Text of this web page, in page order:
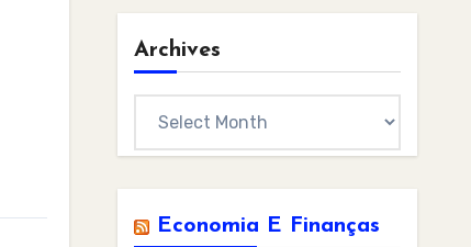
Archives
Economia E Finanças